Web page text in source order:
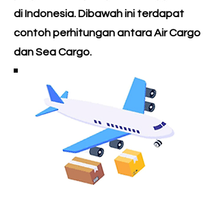
di Indonesia. Dibawah ini terdapat
contoh perhitungan antara Air Cargo
dan Sea Cargo.